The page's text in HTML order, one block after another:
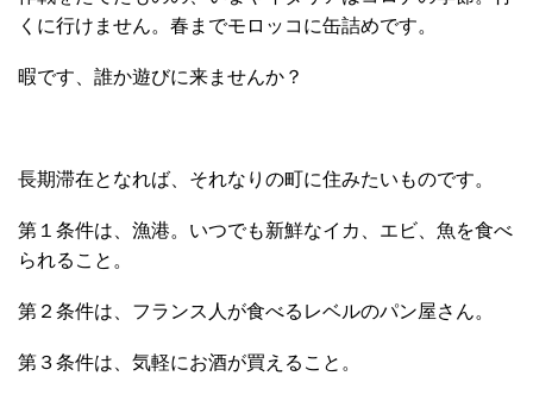
くに行けません。春までモロッコに缶詰めです。
暇です、誰か遊びに来ませんか？
長期滞在となれば、それなりの町に住みたいものです。
第１条件は、漁港。いつでも新鮮なイカ、エビ、魚を食べ
られること。
第２条件は、フランス人が食べるレベルのパン屋さん。
第３条件は、気軽にお酒が買えること。